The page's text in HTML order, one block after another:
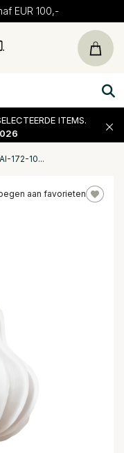
EUR 100,-
ITEMS.
172-10...
aan favorieten